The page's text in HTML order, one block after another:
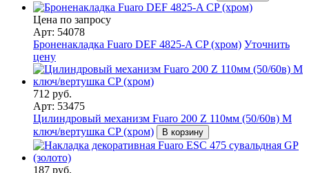
Цена по запросу
Арт: 54078
Броненакладка Fuaro DEF 4825-A CP (хром) Уточнить
цену
712 руб.
Арт: 53475
Цилиндровый механизм Fuaro 200 Z 110мм (50/60в) M
ключ/вертушка CP (хром)
В корзину
187 руб.